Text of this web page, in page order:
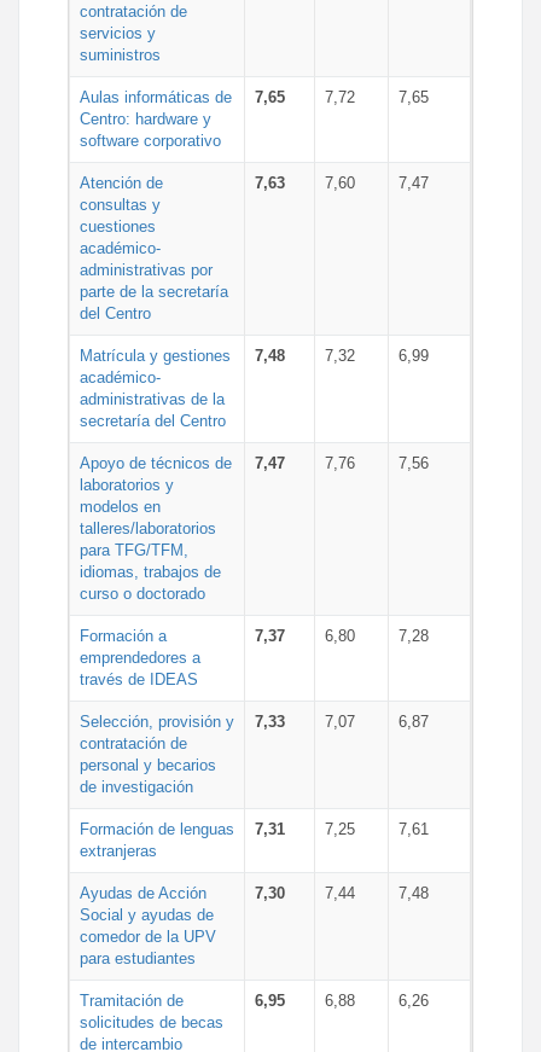
contratación de
servicios y
suministros
Aulas informáticas de
Centro: hardware y
software corporativo
7,65 7,72 7,65
Atención de
consultas y
cuestiones
académico-
administrativas por
parte de la secretaría
del Centro
7,63 7,60 7,47
Matrícula y gestiones
académico-
administrativas de la
secretaría del Centro
7,48 7,32 6,99
Apoyo de técnicos de
laboratorios y
modelos en
talleres/laboratorios
para TFG/TFM,
idiomas, trabajos de
curso o doctorado
7,47 7,76 7,56
Formación a
emprendedores a
través de IDEAS
7,37 6,80 7,28
Selección, provisión y
contratación de
personal y becarios
de investigación
7,33 7,07 6,87
Formación de lenguas
extranjeras
7,31 7,25 7,61
Ayudas de Acción
Social y ayudas de
comedor de la UPV
para estudiantes
7,30 7,44 7,48
Tramitación de
solicitudes de becas
de intercambio
6,95 6,88 6,26